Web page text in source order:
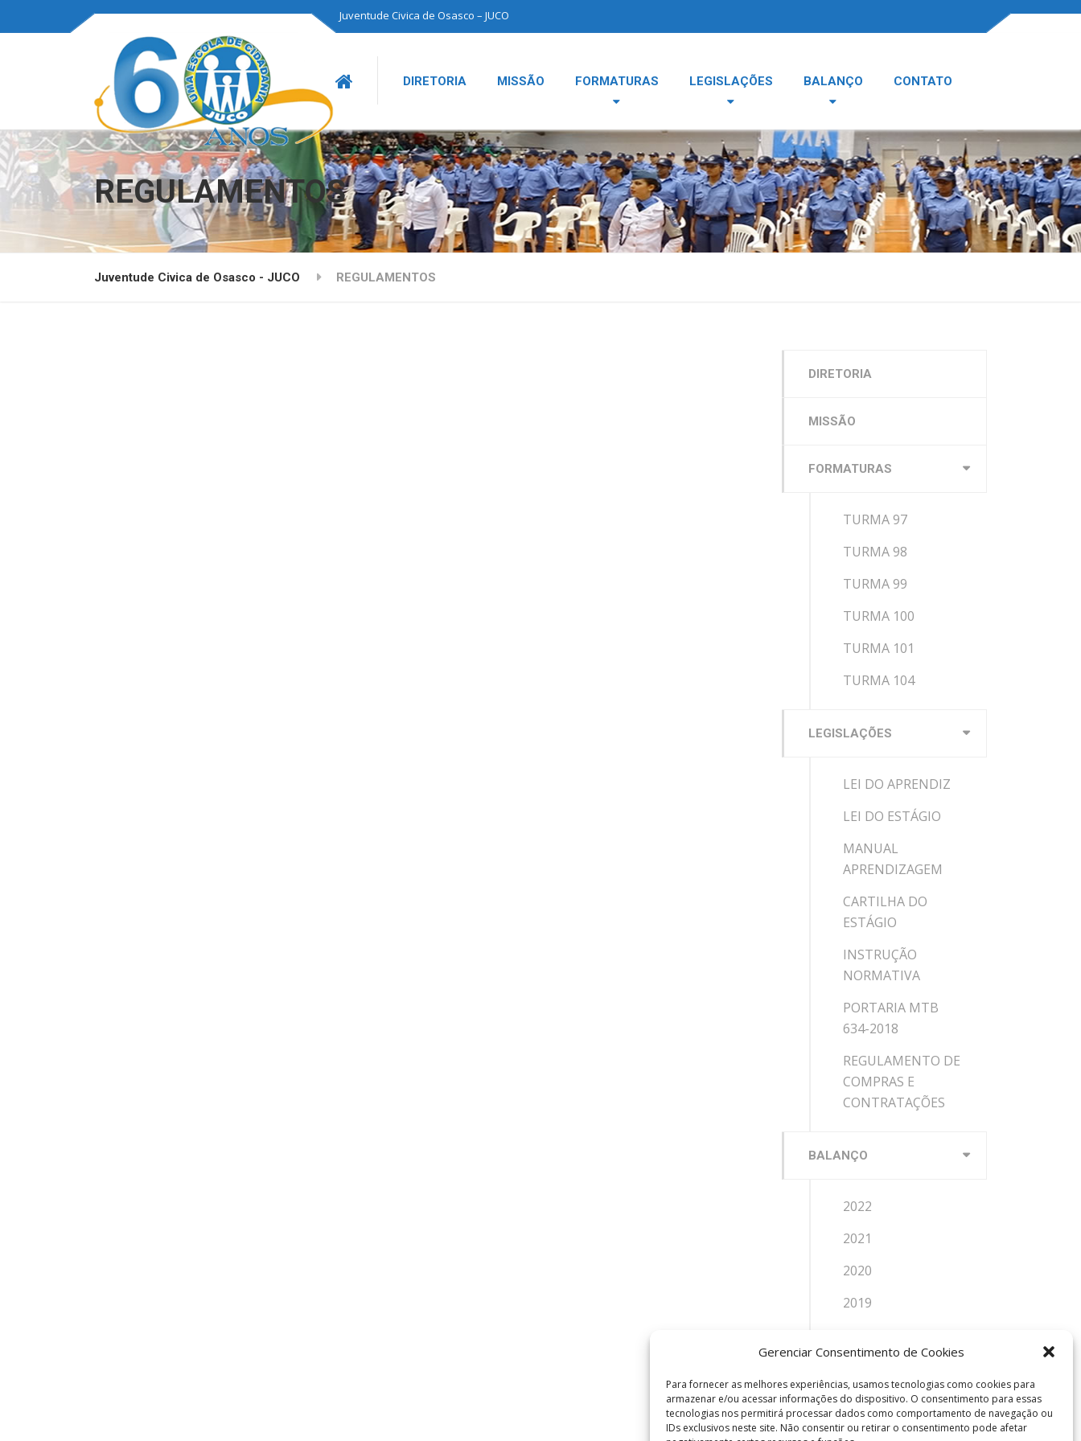
Gerenciar Consentimento de Cookies
Para fornecer as melhores experiências, usamos tecnologias como cookies para
armazenar e/ou acessar informações do dispositivo. O consentimento para essas
tecnologias nos permitirá processar dados como comportamento de navegação ou
IDs exclusivos neste site. Não consentir ou retirar o consentimento pode afetar
Juventude Civica de Osasco – JUCO
DIRETORIA MISSÃO FORMATURAS LEGISLAÇÕES BALANÇO CONTATO
REGULAMENTOS
Juventude Civica de Osasco - JUCO REGULAMENTOS
DIRETORIA
MISSÃO
FORMATURAS
TURMA 97
TURMA 98
TURMA 99
TURMA 100
TURMA 101
TURMA 104
LEGISLAÇÕES
LEI DO APRENDIZ
LEI DO ESTÁGIO
MANUAL
APRENDIZAGEM
CARTILHA DO
ESTÁGIO
INSTRUÇÃO
NORMATIVA
PORTARIA MTB
634-2018
REGULAMENTO DE
COMPRAS E
CONTRATAÇÕES
BALANÇO
2022
2021
2020
2019
CONTATO